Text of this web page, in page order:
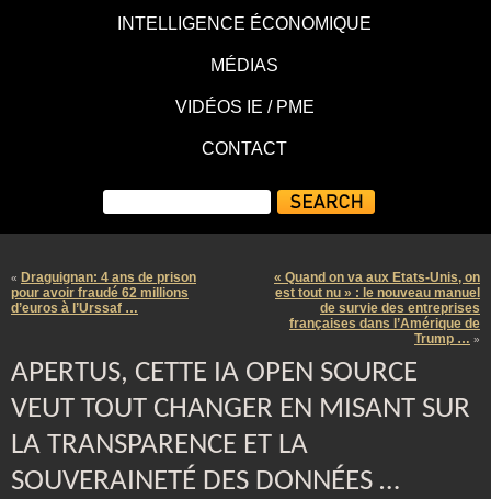
INTELLIGENCE ÉCONOMIQUE
MÉDIAS
VIDÉOS IE / PME
CONTACT
« Draguignan: 4 ans de prison
pour avoir fraudé 62 millions
d’euros à l’Urssaf …
« Quand on va aux Etats-Unis, on
est tout nu » : le nouveau manuel
de survie des entreprises
françaises dans l’Amérique de
Trump … »
APERTUS, CETTE IA OPEN SOURCE
VEUT TOUT CHANGER EN MISANT SUR
LA TRANSPARENCE ET LA
SOUVERAINETÉ DES DONNÉES …